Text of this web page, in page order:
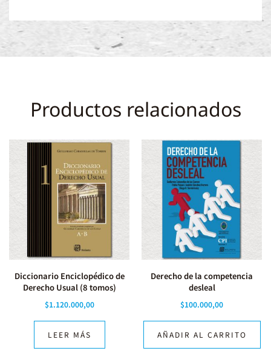
Productos relacionados
Diccionario Enciclopédico de
Derecho Usual (8 tomos)
$1.120.000,00
LEER MÁS
Derecho de la competencia
desleal
$100.000,00
AÑADIR AL CARRITO